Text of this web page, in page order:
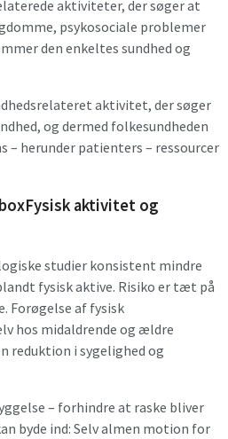
aktiviteter, der søger at
psykosociale problemer
den enkeltes sundhed og
aktivitet, der søger
og dermed folkesundheden
– herunder patienters – ressourcer
Fysisk aktivitet og
studier konsistent mindre
fysisk aktive. Risiko er tæt på
Forøgelse af fysisk
hos midaldrende og ældre
reduktion i sygelighed og
– forhindre at raske bliver
byde ind: Selv almen motion for